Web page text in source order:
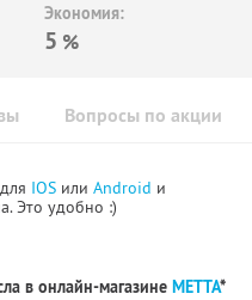
Экономия:
5 %
Вопросы по акции
IOS или Android и
Это удобно :)
в онлайн-магазине METTA*